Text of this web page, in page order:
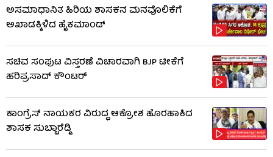
ಅಸಮಾಧಾನಿತ ಹಿರಿಯ ಶಾಸಕನ ಮನವೊಲಿಕೆಗೆ
ಅಖಾಡಕ್ಕಿಳಿದ ಹೈಕಮಾಂಡ್
ಸಚಿವ ಸಂಪುಟ ವಿಸ್ತರಣೆ ವಿಚಾರವಾಗಿ BJP ಟೀಕೆಗೆ
ಹರಿಪ್ರಸಾದ್ ಕೌಂಟರ್​​
ಕಾಂಗ್ರೆಸ್ ನಾಯಕರ ವಿರುದ್ಧ ಆಕ್ರೋಶ ಹೊರಹಾಕಿದ
ಶಾಸಕ ಸುಬ್ಬಾರೆಡ್ಡಿ